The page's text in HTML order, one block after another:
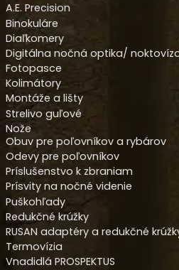
A.E. Precision
Binokuláre
Diaľkomery
Digitálna nočná optika/
Fotopasce
Kolimátory
Montáže a lišty
Strelivo guľové
Nože
Obuv pre poľovníkov a rybárov
Odevy pre poľovníkov
Príslušenstvo k zbraniam
Prísvity na nočné videnie
Puškohľady
Redukčné krúžky
RUSAN adaptéry a redukčné
Termovízia
Vnadidlá PROSPEKTUS